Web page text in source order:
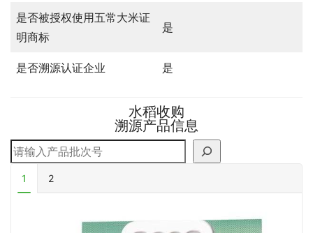
是否被授权使用五常大米证
明商标
是
是否溯源认证企业 是
水稻收购
溯源产品信息
搜索
1 2